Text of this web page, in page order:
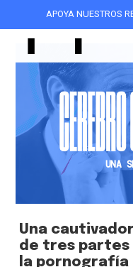
to
main
content
APOYA NUESTROS
UNA
Una
de tres partes
la pornografía